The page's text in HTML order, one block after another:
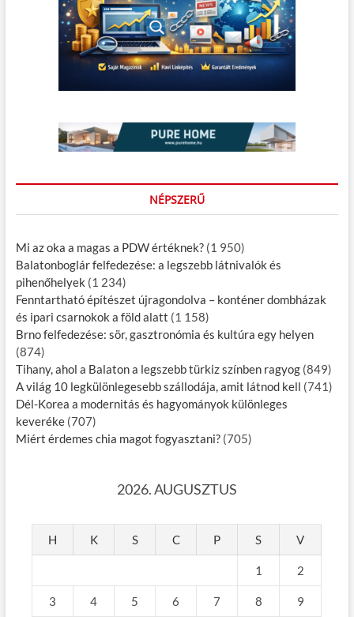
NÉPSZERŰ
Mi az oka a magas a PDW értéknek? (1 950)
Balatonboglár felfedezése: a legszebb látnivalók és
pihenőhelyek (1 234)
Fenntartható építészet újragondolva – konténer dombházak
és ipari csarnokok a föld alatt (1 158)
Brno felfedezése: sör, gasztronómia és kultúra egy helyen
(874)
Tihany, ahol a Balaton a legszebb türkiz színben ragyog (849)
A világ 10 legkülönlegesebb szállodája, amit látnod kell (741)
Dél-Korea a modernitás és hagyományok különleges
keveréke (707)
Miért érdemes chia magot fogyasztani? (705)
2026. AUGUSZTUS
H K S C P S V
1 2
3 4 5 6 7 8 9